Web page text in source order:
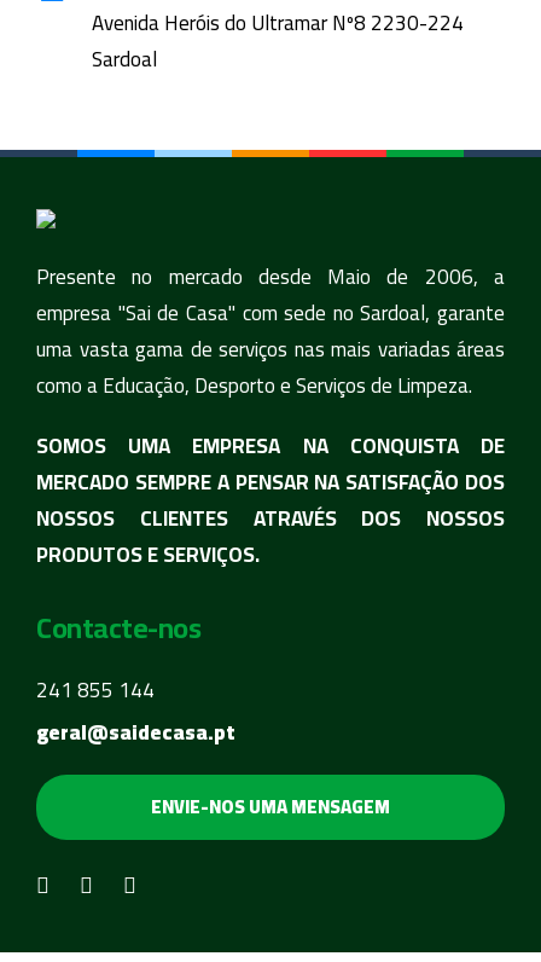
Avenida Heróis do Ultramar Nº8 2230-224
Sardoal
Presente no mercado desde Maio de 2006, a
empresa "Sai de Casa" com sede no Sardoal, garante
uma vasta gama de serviços nas mais variadas áreas
como a Educação, Desporto e Serviços de Limpeza.
SOMOS UMA EMPRESA NA CONQUISTA DE
MERCADO SEMPRE A PENSAR NA SATISFAÇÃO DOS
NOSSOS CLIENTES ATRAVÉS DOS NOSSOS
PRODUTOS E SERVIÇOS.
Contacte-nos
241 855 144
geral@saidecasa.pt
ENVIE-NOS UMA MENSAGEM